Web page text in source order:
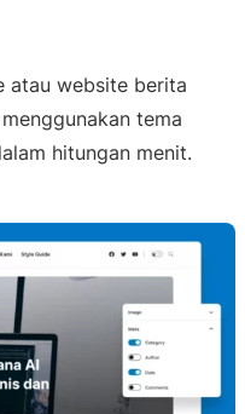
atau website berita
tema
hitungan menit.